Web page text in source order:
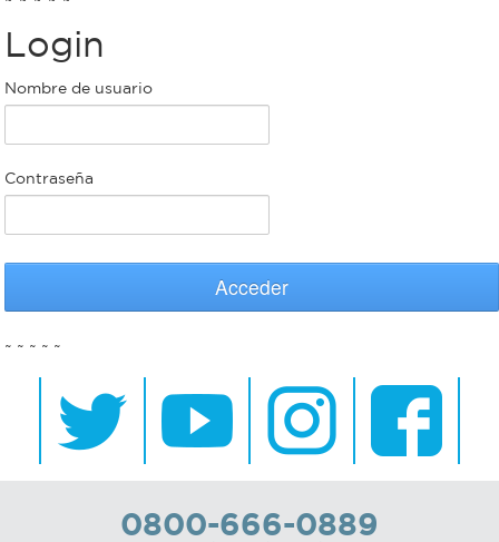
Bromatología
Rentas
Municipal
bondi
Recorrido
colectivos
Personal
municipal
Login
Nombre de usuario
Contraseña
Acceder
~ ~ ~ ~ ~
0800-666-0889